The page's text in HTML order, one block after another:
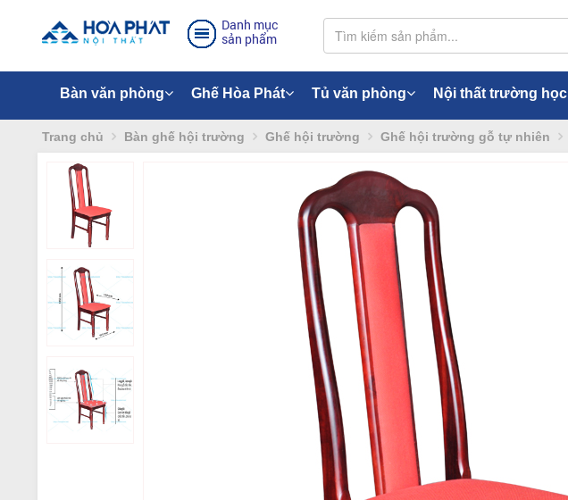
Danh mục
sản phẩm
Bàn văn phòng Ghế Hòa Phát Tủ văn phòng Nội thất trường học
Trang chủ Bàn ghế hội trường Ghế hội trường Ghế hội trường gỗ tự nhiên